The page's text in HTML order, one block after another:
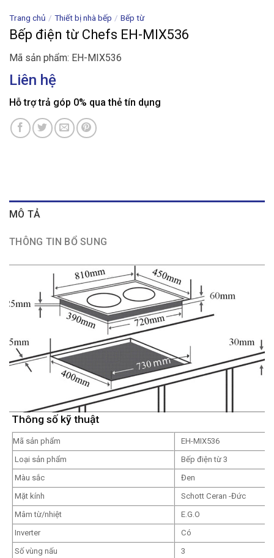
Trang chủ / Thiết bị nhà bếp / Bếp từ
Bếp điện từ Chefs EH-MIX536
Mã sản phẩm: EH-MIX536
Liên hệ
Hỗ trợ trả góp 0% qua thẻ tín dụng
MÔ TẢ
THÔNG TIN BỔ SUNG
Thông số kỹ thuật
Mã sản phẩm
EH-MIX536
Loại sản phẩm
Bếp điện từ 3
Màu sắc
Đen
Mặt kính
Schott Ceran -Đức
Mâm từ/nhiệt
E.G.O
Inverter
Có
Số vùng nấu
3